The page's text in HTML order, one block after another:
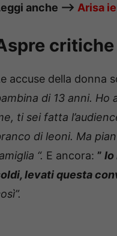
anche —–> Arisa
critiche
accuse della donna
di 13 anni.
ti sei fatta
di leoni. Ma
“. E ancora: ” Io
levati questa